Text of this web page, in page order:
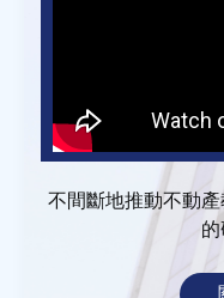
不間斷地推動不動